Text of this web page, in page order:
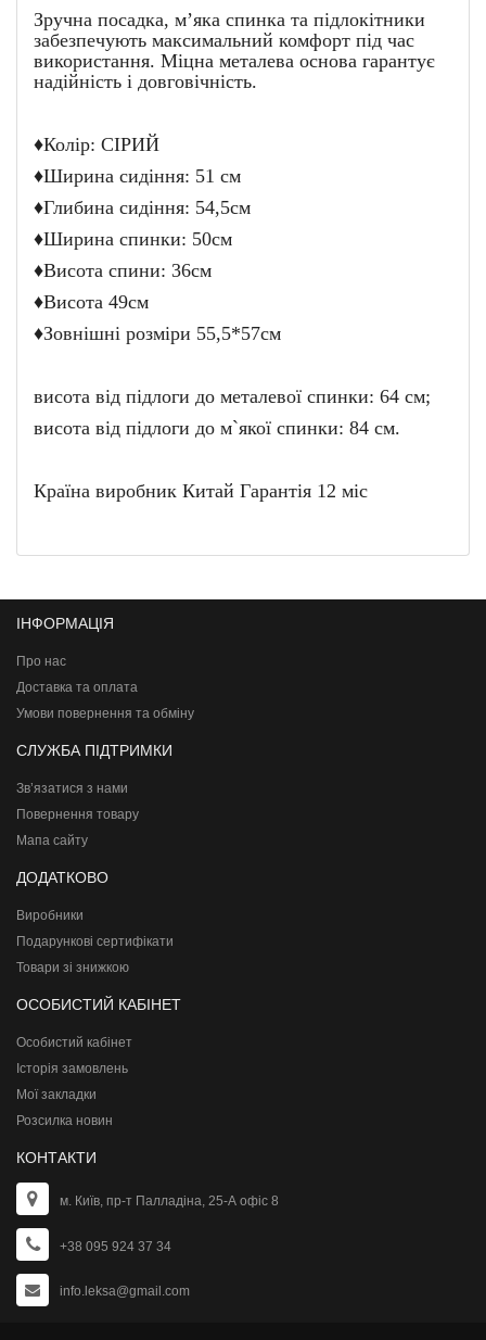
Зручна посадка, м’яка спинка та підлокітники
забезпечують максимальний комфорт під час
використання. Міцна металева основа гарантує
надійність і довговічність.
♦Колір: CІРИЙ
♦Ширина сидіння: 51 см
♦Глибина сидіння: 54,5см
♦Ширина спинки: 50см
♦Висота спини: 36см
♦Висота 49см
♦Зовнішні розміри 55,5*57см
висота від підлоги до металевої спинки: 64 см;
висота від підлоги до м`якої спинки: 84 см.
Країна виробник Китай Гарантія 12 міс
ІНФОРМАЦІЯ
Про нас
Доставка та оплата
Умови повернення та обміну
СЛУЖБА ПІДТРИМКИ
Зв’язатися з нами
Повернення товару
Мапа сайту
ДОДАТКОВО
Виробники
Подарункові сертифікати
Товари зі знижкою
ОСОБИСТИЙ КАБІНЕТ
Особистий кабінет
Історія замовлень
Мої закладки
Розсилка новин
КОНТАКТИ
м. Київ, пр-т Палладіна, 25-А офіс 8
+38 095 924 37 34
info.leksa@gmail.com